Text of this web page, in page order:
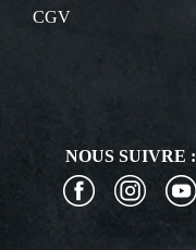
CGV
NOUS SUIVRE :